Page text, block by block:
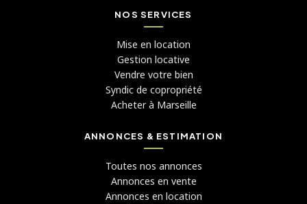
NOS SERVICES
Mise en location
Gestion locative
Vendre votre bien
Syndic de copropriété
Acheter à Marseille
ANNONCES & ESTIMATION
Toutes nos annonces
Annonces en vente
Annonces en location